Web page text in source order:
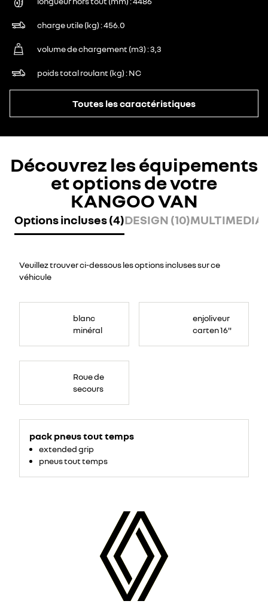
charge utile (kg) 456.0
volume de chargement (m3) 3,3
poids total roulant (kg) NC
Toutes les caractéristiques
Découvrez les équipements
et options de votre
KANGOO VAN
Options incluses (4)DESIGN (10)MULTIMEDIA
Veuillez trouver ci-dessous les options incluses sur ce
véhicule
blanc
minéral
enjoliveur
carten 16"
Roue de
secours
pack pneus tout temps
extended grip
pneus tout temps